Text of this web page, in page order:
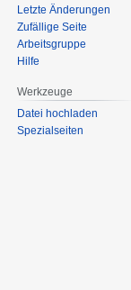
Letzte Änderungen
Zufällige Seite
Arbeitsgruppe
Hilfe
Werkzeuge
Datei hochladen
Spezialseiten